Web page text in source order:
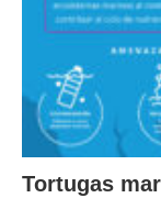
Tortugas